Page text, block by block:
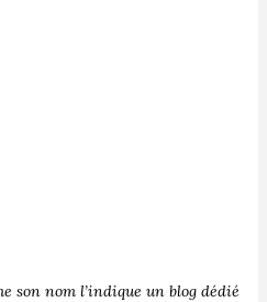
son nom l’indique un blog dédié